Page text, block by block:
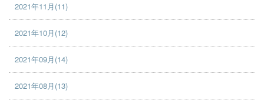
2021年11月(11)
2021年10月(12)
2021年09月(14)
2021年08月(13)